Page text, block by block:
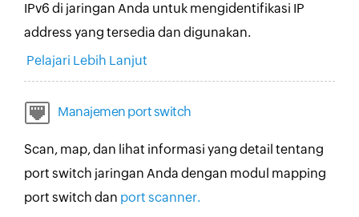
IPv6 di jaringan Anda untuk mengidentifikasi IP
address yang tersedia dan digunakan.
Pelajari Lebih Lanjut
Manajemen port switch
Scan, map, dan lihat informasi yang detail tentang
port switch jaringan Anda dengan modul mapping
port switch dan port scanner.